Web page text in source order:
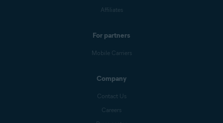
Affiliates
For partners
Mobile Carriers
Company
Contact Us
Careers